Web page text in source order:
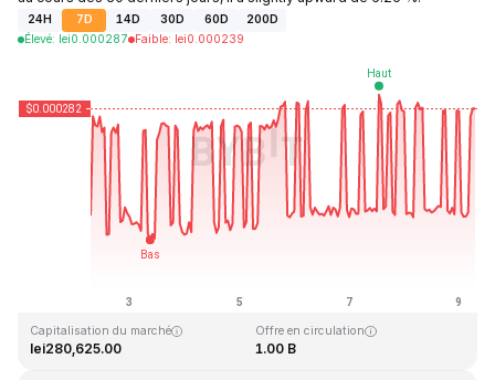
24H 7D 14D 30D 60D
200D
Élevé: lei0.000287 Faible: lei0.000239
Dernière mise à jour : 2026-08-09, 06:50 GMT+0
Capitalisation du marché
lei280,625.00
Offre en circulation
1.00 B